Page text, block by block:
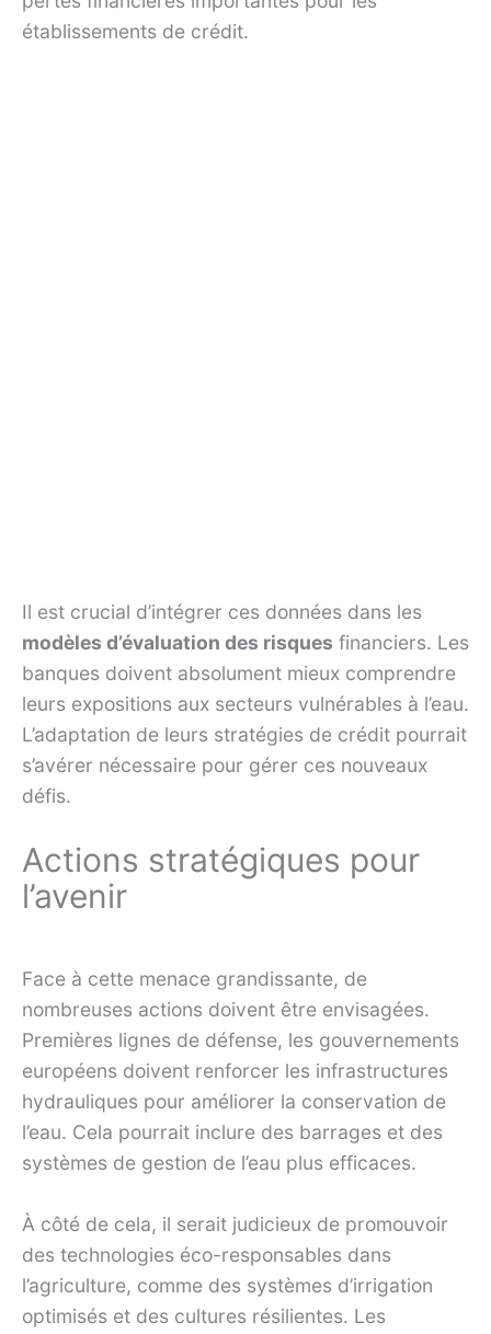
établissements de crédit.
Il est crucial d’intégrer ces données dans les
modèles d’évaluation des risques financiers. Les
banques doivent absolument mieux comprendre
leurs expositions aux secteurs vulnérables à l’eau.
L’adaptation de leurs stratégies de crédit pourrait
s’avérer nécessaire pour gérer ces nouveaux
défis.
Actions stratégiques pour
l’avenir
Face à cette menace grandissante, de
nombreuses actions doivent être envisagées.
Premières lignes de défense, les gouvernements
européens doivent renforcer les infrastructures
hydrauliques pour améliorer la conservation de
l’eau. Cela pourrait inclure des barrages et des
systèmes de gestion de l’eau plus efficaces.
À côté de cela, il serait judicieux de promouvoir
des technologies éco-responsables dans
l’agriculture, comme des systèmes d’irrigation
optimisés et des cultures résilientes. Les